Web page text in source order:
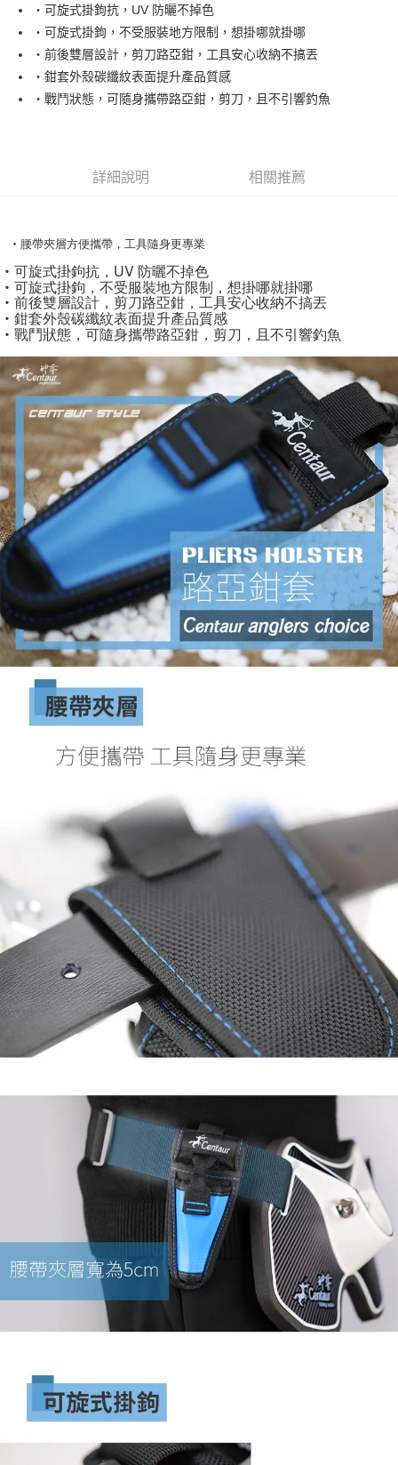
上海商業儲蓄銀行
國泰世華商業銀行
兆豐國際商業銀行
臺灣中小企業銀行
台中商業銀行
匯豐（台灣）商業銀行
華泰商業銀行
聯邦商業銀行
遠東國際商業銀行
元大商業銀行
永豐商業銀行
Apple Pay
街口支付
悠遊付
1.本服務由台灣大哥大提供，台灣大哥大用戶可立即使用無須另外申請。
2.付款方式選擇「大哥付你分期」，訂單成立後會自動跳轉到大哥付的交易
4.訂單成立30分鐘內，如未前往確認交易或遇審核未通過，訂單將自動取
消。如遇「轉專審核」未通過狀況，表示未達大哥付你分期系統評分，恕無
法說明評估內容。
【繳款方式說明】
1.分期款項不併入電信帳單，「大哥付你分期」於每月結算日後寄送繳費提
醒簡訊。
2.透過簡訊連結打開帳單後，可選擇「超商條碼／台灣大直營門市／銀行轉
帳／街口支付／iPASS MONEY」等通路繳費。
【注意事項】
1.本服務係由「台灣大哥大股份有限公司」（以下簡稱本公司）所提供，讓
用戶於交易時，得透過本服務購買商品或服務，並由商店將買賣／分期付款
買賣價金債權讓與本公司後，依約使用本公司帳單繳交帳款。
2.基於同意付款使用「大哥付你分期」之契約關係目的，商店將以您的個人
資料（包含姓名、電話或地址）提供予台灣大哥大進項蒐集、處理及利用，
由本公司與您本人進行分期帳單所需資料之確認、核對及更正。
3.完整用戶服務條款，請詳閱以下連結：
https://oppay.tw/userRule
便利好安心！
２．便利：只要手機號碼，簡訊認證，即可結帳。
３．安心：先確認商品／服務後，再付款。
【「AFTEE先享後付」結帳流程】
１．於結帳方式選擇「AFTEE先享後付」後，將跳轉至「AFTEE先享後付」
２．訂單成立數日內，您將收到繳費通知簡訊。
３．收到繳費通知簡訊後14天內，點擊此簡訊中的連結，可透過四大超商／
ATM／網路銀行／等多元方式進行付款，方視為交易完成。
※ 請注意：結帳手續完成當下不需立刻繳費，但若您需要取消訂單，請聯絡
購買商品的店家。未經商家同意取消之訂單仍視為有效，需透過AFTEE先享
後付繳納相關費用。
※ 交易是否成功請以「AFTEE先享後付 」之結帳頁面顯示為準，若有關於
是否繳費成功／繳費後需取消欲退款等相關疑問，請聯繫「AFTEE先享後付
客戶支援中心」
https://netprotections.freshdesk.com/support/home
【注意事項】
１．透過由恩沛科技股份有限公司提供之「AFTEE先享後付」服務完成之交
易，需依本服務之必要範圍內提供個人資料，並將交易相關給付款項請求債
權轉讓予恩沛科技股份有限公司。
２．關於個人資料處理事宜，請瀏覽以下網址：
https://aftee.tw/terms/#terms3
３．未成年的使用者請事先徵得法定代理人或監護人之同意方可使用
「AFTEE先享後付」，若未經同意申辦者引起之損失，本公司不負相關責
任。
時審查核予不同之上限額度；若仍有額度不足之情形，本公司將視審查結果
請求用戶進行身份認證。
５．嚴禁一人註冊多個帳號或使用他人資訊註冊。若發現惡意使用之情形，
貨到付款
運送方式
全家取貨付款
付款後全家取貨
每筆NT$60，滿NT$1,200(含以上)免運費
7-11取貨付款
每筆NT$60，滿NT$1,200(含以上)免運費
付款後7-11取貨
每筆NT$60，滿NT$1,200(含以上)免運費
一般宅配（門市自取請勿下單，請聯繫客服）
每筆NT$100，滿NT$2,000(含以上)免運費
離島一般宅配
每筆NT$200，滿NT$2,000(含以上)免運費
貨到付款（門市自取請勿下單，請聯繫客服）
每筆NT$200，滿NT$3,000(含以上)免運費
國家/地區配送(**下單前請私訊客服確認實際運費(運費另
計)，訂單才得以成立**)
‧可旋式掛鉤抗，UV 防曬不掉色
‧可旋式掛鉤，不受服裝地方限制，想掛哪就掛哪
‧前後雙層設計，剪刀路亞鉗，工具安心收納不搞丟
‧鉗套外殼碳纖紋表面提升產品質感
‧戰鬥狀態，可隨身攜帶路亞鉗，剪刀，且不引響釣魚
詳細說明 相關推薦
‧腰帶夾層方便攜帶，工具隨身更專業
‧可旋式掛鉤抗，UV 防曬不掉色
‧可旋式掛鉤，不受服裝地方限制，想掛哪就掛哪
‧前後雙層設計，剪刀路亞鉗，工具安心收納不搞丟
‧鉗套外殼碳纖紋表面提升產品質感
‧戰鬥狀態，可隨身攜帶路亞鉗，剪刀，且不引響釣魚